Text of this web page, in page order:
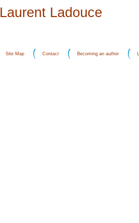
Laurent Ladouce
Site Map Contact Becoming an author